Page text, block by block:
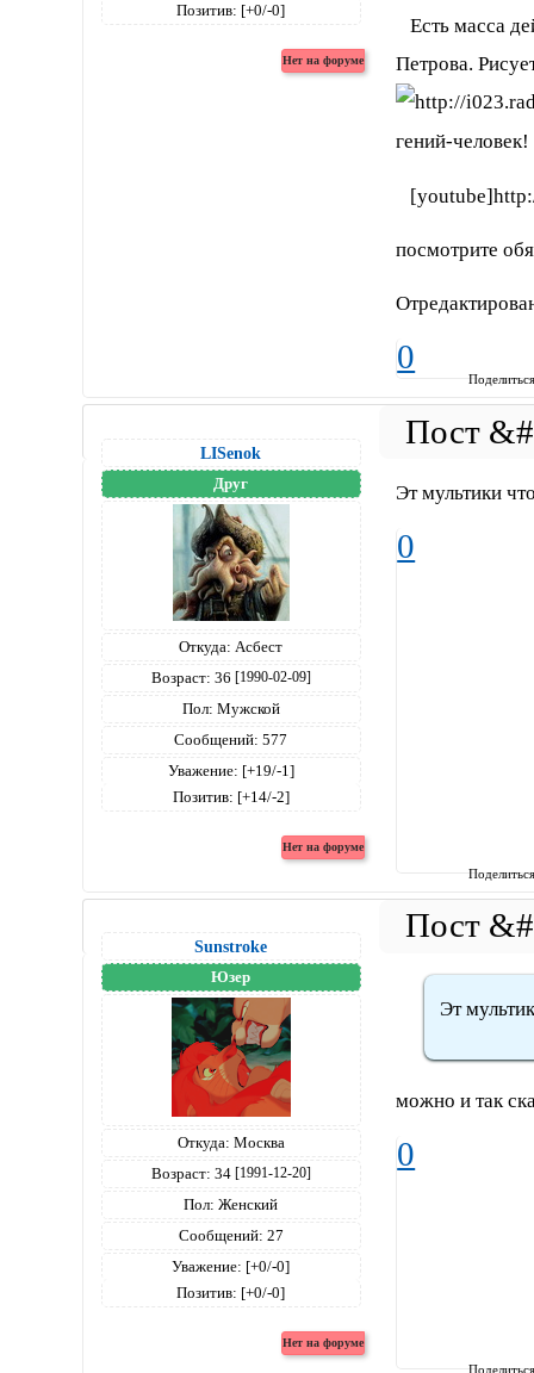
Позитив: [+0/-0]
Есть масса
Петрова.
гений-
посмотрите
0
LISenok
Друг
Откуда: Асбест
Возраст: 36 [1990-02-09]
Пол: Мужской
Сообщений: 577
Уважение: [+19/-1]
Позитив: [+14/-2]
Эт мультики
0
Sunstroke
Юзер
Откуда: Москва
Возраст: 34 [1991-12-20]
Пол: Женский
Сообщений: 27
Уважение: [+0/-0]
Позитив: [+0/-0]
Эт
можно и так
0